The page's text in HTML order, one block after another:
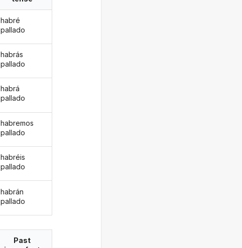
habré
pallado
habrás
pallado
habrá
pallado
habremos
pallado
habréis
pallado
habrán
pallado
Past